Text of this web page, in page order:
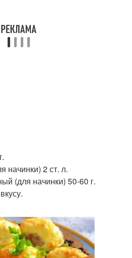
начинки) 2 ст. л.
(для начинки) 50-60 г.